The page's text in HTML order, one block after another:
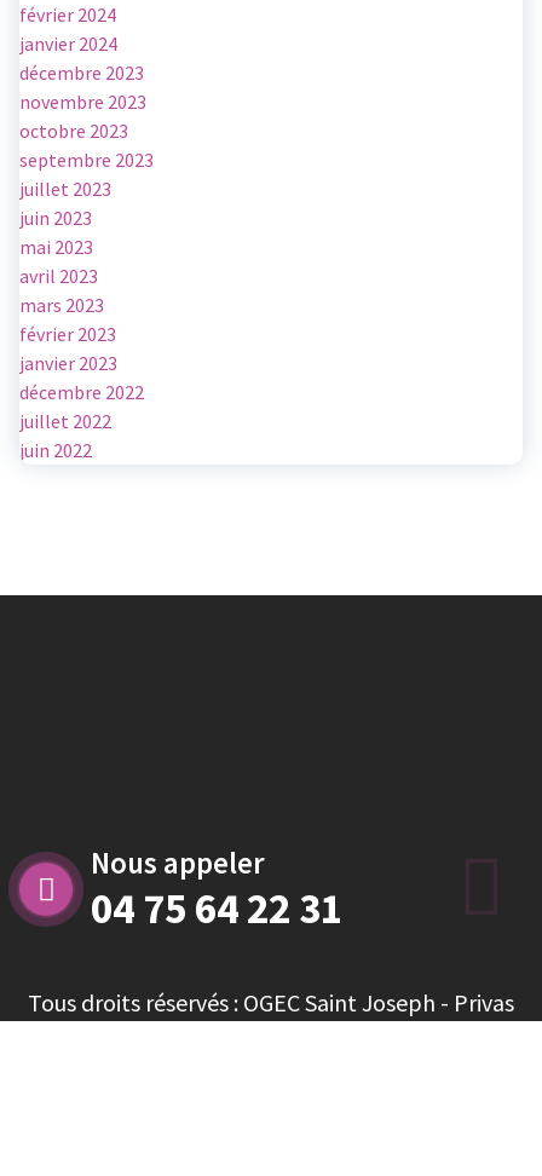
février 2024
janvier 2024
décembre 2023
novembre 2023
octobre 2023
septembre 2023
juillet 2023
juin 2023
mai 2023
avril 2023
mars 2023
février 2023
janvier 2023
décembre 2022
juillet 2022
juin 2022
Nous appeler
04 75 64 22 31
Tous droits réservés : OGEC Saint Joseph - Privas